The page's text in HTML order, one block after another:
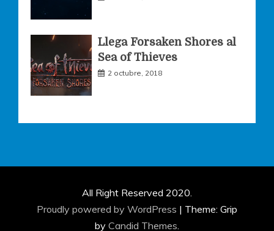
Llega Forsaken Shores al
Sea of Thieves
2 octubre, 2018
All Right Reserved 2020.
Proudly powered by WordPress | Theme: Grip
by Candid Themes